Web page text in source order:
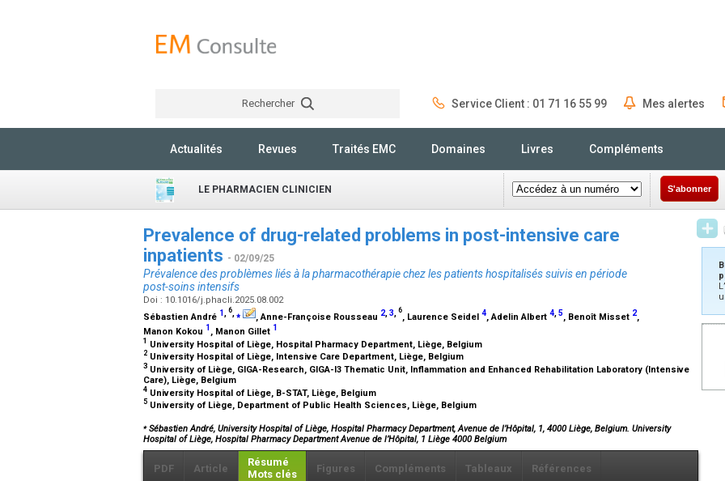
Rechercher Service Client : 01 71 16 55 99 Mes alertes
Actualités Revues Traités EMC Domaines Livres Compléments
LE PHARMACIEN CLINICIEN S'abonner
Prevalence of drug-related problems in post-intensive care
inpatients - 02/09/25
Prévalence des problèmes liés à la pharmacothérapie chez les patients hospitalisés suivis en période
post-soins intensifs
Doi : 10.1016/j.phacli.2025.08.002
Sébastien André 1, 6,⁎ , Anne-Françoise Rousseau 2,3, 6
, Laurence Seidel 4, Adelin Albert 4,5, Benoît Misset 2,
Manon Kokou 1 , Manon Gillet 1
1 University Hospital of Liège, Hospital Pharmacy Department, Liège, Belgium
2 University Hospital of Liège, Intensive Care Department, Liège, Belgium
3 University of Liège, GIGA-Research, GIGA-I3 Thematic Unit, Inflammation and Enhanced Rehabilitation Laboratory (Intensive
Care), Liège, Belgium
4 University Hospital of Liège, B-STAT, Liège, Belgium
5 University of Liège, Department of Public Health Sciences, Liège, Belgium
⁎Sébastien André, University Hospital of Liège, Hospital Pharmacy Department, Avenue de l’Hôpital, 1, 4000 Liège, Belgium. University
Hospital of Liège, Hospital Pharmacy Department Avenue de l’Hôpital, 1 Liège 4000 Belgium
PDF Article
Résumé
Mots clés
Figures Compléments Tableaux Références